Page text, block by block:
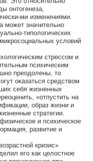
онтогенеза,
ми изменениями.
может значительно
типологических
условий
стрессом и
психическим
преодолены, то
оказаться средством
себя жизненных
«отпустить на
образ жизни и
стратегии.
и психическое
развитие и
кризис»
его как целостное